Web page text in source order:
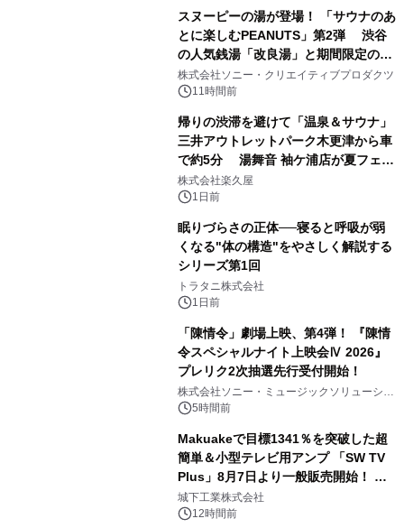
スヌーピーの湯が登場！ 「サウナのあ
とに楽しむPEANUTS」第2弾 渋谷
の人気銭湯「改良湯」と期間限定のコ
ラボレーション サウナイキタイコラ
ボグッズも発売決定！
株式会社ソニー・クリエイティブプロダクツ
11時間前
帰りの渋滞を避けて「温泉＆サウナ」
三井アウトレットパーク木更津から車
で約5分 湯舞音 袖ケ浦店が夏フェア
メニューを提供
株式会社楽久屋
1日前
眠りづらさの正体──寝ると呼吸が弱
くなる"体の構造"をやさしく解説する
シリーズ第1回
トラタニ株式会社
1日前
「陳情令」劇場上映、第4弾！ 『陳情
令スペシャルナイト上映会Ⅳ 2026』
プレリク2次抽選先行受付開始！
株式会社ソニー・ミュージックソリューショ
ンズ5時間前
Makuakeで目標1341％を突破した超
簡単＆小型テレビ用アンプ 「SW TV
Plus」8月7日より一般販売開始！ ケ
ーブル1本つなぐだけ、テレビの音が
ぐっと豊かに
城下工業株式会社
12時間前